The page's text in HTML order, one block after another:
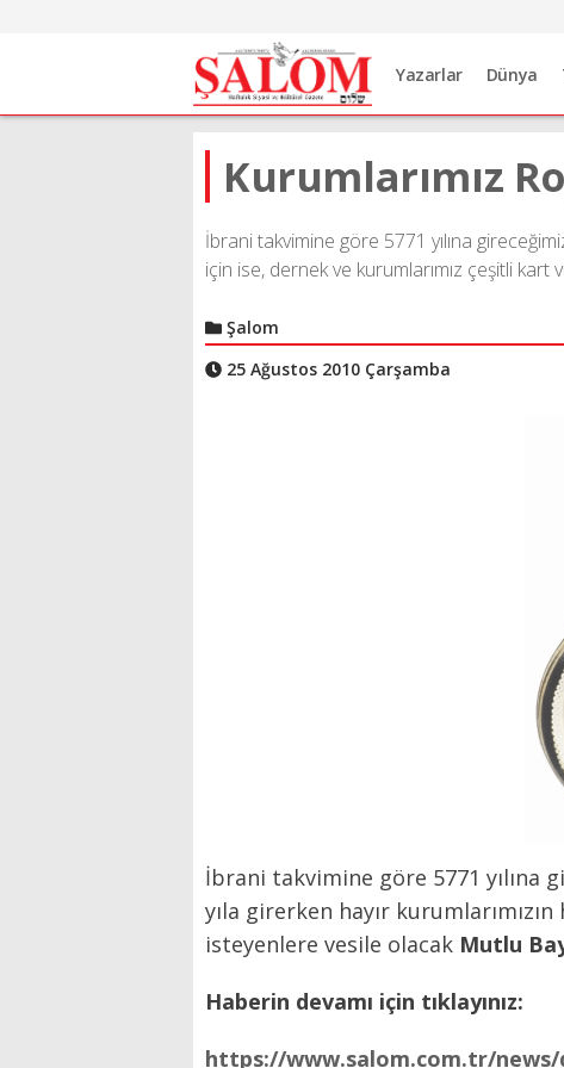
Yazarlar Dünya
Kurumlarımız
İbrani takvimine göre 5771 yılına
için ise, dernek ve kurumlarımız çeşitli kart
Şalom
25 Ağustos 2010 Çarşamba
İbrani takvimine göre 5771 yılına
yıla girerken hayır
isteyenlere vesile olacak Mutlu
Haberin devamı için tıklayınız:
https://www.salom.com.tr/news/